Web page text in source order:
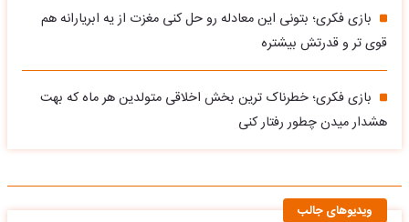
بازی فکری؛ بتونی این معادله رو حل کنی مغزت از یه ابریارانه هم
قوی تر و قدرتش بیشتره
بازی فکری؛ خطرناک ترین بخش اخلاقی متولدین هر ماه که بهت
هشدار میدن چطور رفتار کنی
ویدیوهای جالب